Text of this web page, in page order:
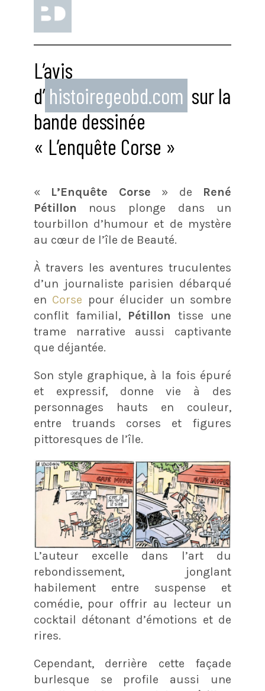
L’avis
d’ histoiregeobd.com sur la
bande dessinée
« L’enquête Corse »
« L’Enquête Corse » de René
Pétillon nous plonge dans un
tourbillon d’humour et de mystère
au cœur de l’île de Beauté.
À travers les aventures truculentes
d’un journaliste parisien débarqué
en Corse pour élucider un sombre
conflit familial, Pétillon tisse une
trame narrative aussi captivante
que déjantée.
Son style graphique, à la fois épuré
et expressif, donne vie à des
personnages hauts en couleur,
entre truands corses et figures
pittoresques de l’île.
L’auteur excelle dans l’art du
rebondissement, jonglant
habilement entre suspense et
comédie, pour offrir au lecteur un
cocktail détonant d’émotions et de
rires.
Cependant, derrière cette façade
burlesque se profile aussi une